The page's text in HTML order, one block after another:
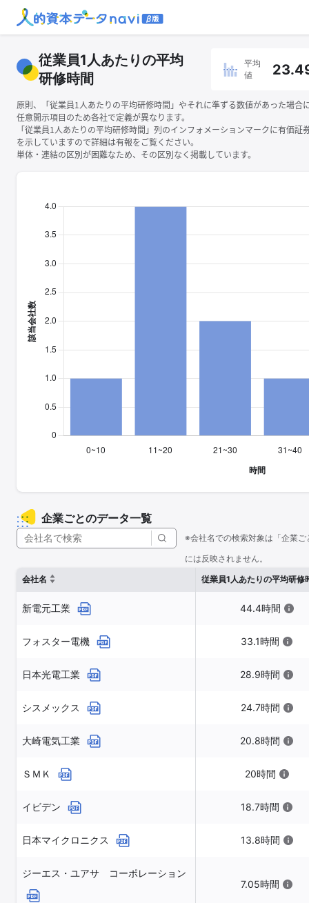
従業員1人あたりの平均
研修時間
平均
値
原則、「従業員1人あたりの平均研修時間」やそれに準ずる数値があった場合
任意開示項目のため各社で定義が異なります。
「従業員1人あたりの平均研修時間」列のインフォメーションマークに有価証
を示していますので詳細は有報をご覧ください。
単体・連結の区別が困難なため、その区別なく掲載しています。
企業ごとのデータ一覧
※会社名での検索対象は「企業
には反映されません。
会社名
従業員1人あたりの平均研修
新電元工業 44.4時間
フォスター電機 33.1時間
日本光電工業 28.9時間
シスメックス 24.7時間
大崎電気工業 20.8時間
ＳＭＫ 20時間
イビデン 18.7時間
日本マイクロニクス 13.8時間
ジーエス・ユアサ コーポレーション
7.05時間